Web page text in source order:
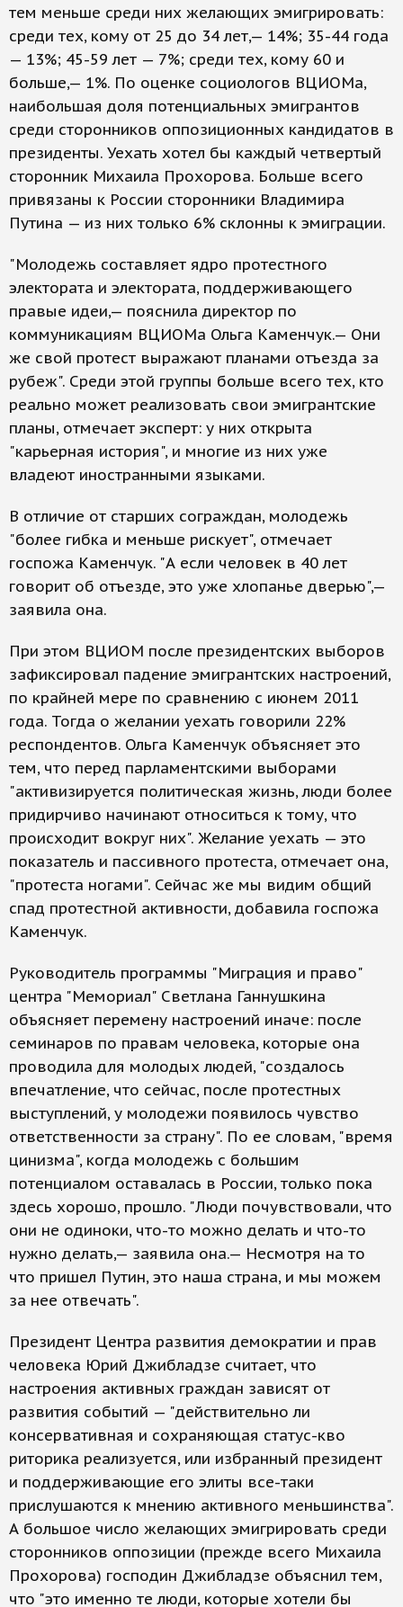
тем меньше среди них желающих эмигрировать:
среди тех, кому от 25 до 34 лет,— 14%; 35-44 года
— 13%; 45-59 лет — 7%; среди тех, кому 60 и
больше,— 1%. По оценке социологов ВЦИОМа,
наибольшая доля потенциальных эмигрантов
среди сторонников оппозиционных кандидатов в
президенты. Уехать хотел бы каждый четвертый
сторонник Михаила Прохорова. Больше всего
привязаны к России сторонники Владимира
Путина — из них только 6% склонны к эмиграции.
"Молодежь составляет ядро протестного
электората и электората, поддерживающего
правые идеи,— пояснила директор по
коммуникациям ВЦИОМа Ольга Каменчук.— Они
же свой протест выражают планами отъезда за
рубеж". Среди этой группы больше всего тех, кто
реально может реализовать свои эмигрантские
планы, отмечает эксперт: у них открыта
"карьерная история", и многие из них уже
владеют иностранными языками.
В отличие от старших сограждан, молодежь
"более гибка и меньше рискует", отмечает
госпожа Каменчук. "А если человек в 40 лет
говорит об отъезде, это уже хлопанье дверью",—
заявила она.
При этом ВЦИОМ после президентских выборов
зафиксировал падение эмигрантских настроений,
по крайней мере по сравнению с июнем 2011
года. Тогда о желании уехать говорили 22%
респондентов. Ольга Каменчук объясняет это
тем, что перед парламентскими выборами
"активизируется политическая жизнь, люди более
придирчиво начинают относиться к тому, что
происходит вокруг них". Желание уехать — это
показатель и пассивного протеста, отмечает она,
"протеста ногами". Сейчас же мы видим общий
спад протестной активности, добавила госпожа
Каменчук.
Руководитель программы "Миграция и право"
центра "Мемориал" Светлана Ганнушкина
объясняет перемену настроений иначе: после
семинаров по правам человека, которые она
проводила для молодых людей, "создалось
впечатление, что сейчас, после протестных
выступлений, у молодежи появилось чувство
ответственности за страну". По ее словам, "время
цинизма", когда молодежь с большим
потенциалом оставалась в России, только пока
здесь хорошо, прошло. "Люди почувствовали, что
они не одиноки, что-то можно делать и что-то
нужно делать,— заявила она.— Несмотря на то
что пришел Путин, это наша страна, и мы можем
за нее отвечать".
Президент Центра развития демократии и прав
человека Юрий Джибладзе считает, что
настроения активных граждан зависят от
развития событий — "действительно ли
консервативная и сохраняющая статус-кво
риторика реализуется, или избранный президент
и поддерживающие его элиты все-таки
прислушаются к мнению активного меньшинства".
А большое число желающих эмигрировать среди
сторонников оппозиции (прежде всего Михаила
Прохорова) господин Джибладзе объяснил тем,
что "это именно те люди, которые хотели бы